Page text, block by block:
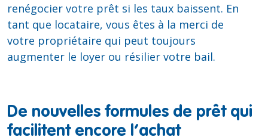
renégocier votre prêt si les taux baissent. En
tant que locataire, vous êtes à la merci de
votre propriétaire qui peut toujours
augmenter le loyer ou résilier votre bail.
De nouvelles formules de prêt qui
facilitent encore l’achat